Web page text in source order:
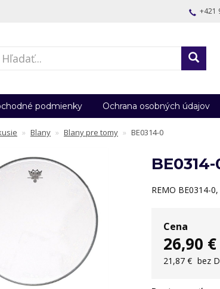
+421
podmienky Ochrana osobných údajov
Blany Blany pre tomy BE0314-0
BE0314-
REMO BE0314-
Cena
26,90 €
21,87 € bez